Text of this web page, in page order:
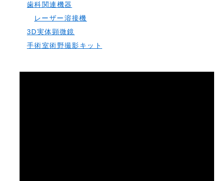
歯科関連機器
レーザー溶接機
3D実体顕微鏡
手術室術野撮影キット